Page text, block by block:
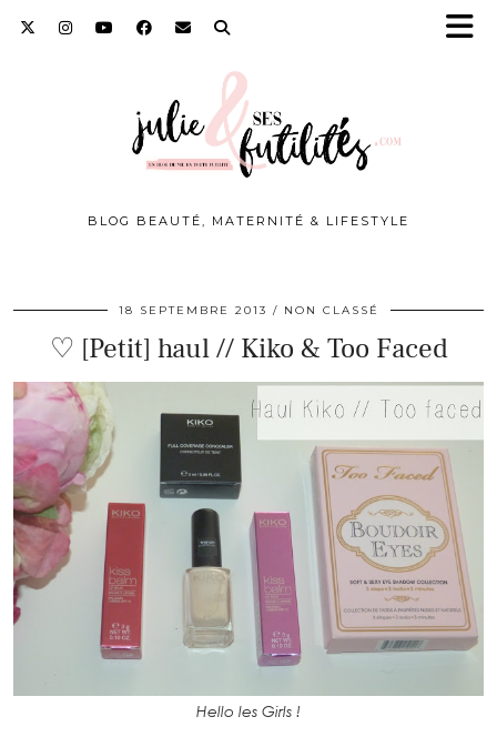
BLOG BEAUTÉ, MATERNITÉ & LIFESTYLE
18 SEPTEMBRE 2013 NON CLASSÉ
♡ [Petit] haul // Kiko & Too Faced
Hello les Girls !